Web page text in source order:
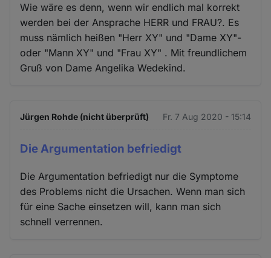
Wie wäre es denn, wenn wir endlich mal korrekt
werden bei der Ansprache HERR und FRAU?. Es
muss nämlich heißen "Herr XY" und "Dame XY"-
oder "Mann XY" und "Frau XY" . Mit freundlichem
Gruß von Dame Angelika Wedekind.
Jürgen Rohde (nicht überprüft) Fr. 7 Aug 2020 - 15:14
Die Argumentation befriedigt
Die Argumentation befriedigt nur die Symptome
des Problems nicht die Ursachen. Wenn man sich
für eine Sache einsetzen will, kann man sich
schnell verrennen.